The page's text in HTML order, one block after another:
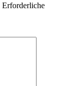
Erforderliche